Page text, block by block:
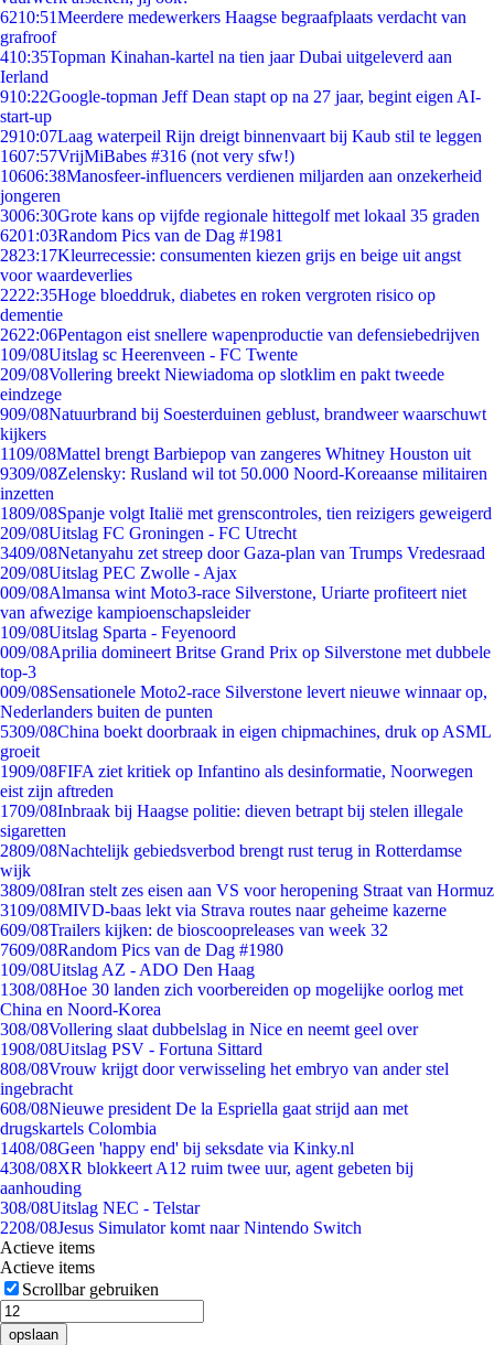
6210:51Meerdere medewerkers Haagse begraafplaats verdacht van
grafroof
410:35Topman Kinahan-kartel na tien jaar Dubai uitgeleverd aan
Ierland
910:22Google-topman Jeff Dean stapt op na 27 jaar, begint eigen AI-
start-up
2910:07Laag waterpeil Rijn dreigt binnenvaart bij Kaub stil te leggen
1607:57VrijMiBabes #316 (not very sfw!)
10606:38Manosfeer-influencers verdienen miljarden aan onzekerheid
jongeren
3006:30Grote kans op vijfde regionale hittegolf met lokaal 35 graden
6201:03Random Pics van de Dag #1981
2823:17Kleurrecessie: consumenten kiezen grijs en beige uit angst
voor waardeverlies
2222:35Hoge bloeddruk, diabetes en roken vergroten risico op
dementie
2622:06Pentagon eist snellere wapenproductie van defensiebedrijven
109/08Uitslag sc Heerenveen - FC Twente
209/08Vollering breekt Niewiadoma op slotklim en pakt tweede
eindzege
909/08Natuurbrand bij Soesterduinen geblust, brandweer waarschuwt
kijkers
1109/08Mattel brengt Barbiepop van zangeres Whitney Houston uit
9309/08Zelensky: Rusland wil tot 50.000 Noord-Koreaanse militairen
inzetten
1809/08Spanje volgt Italië met grenscontroles, tien reizigers geweigerd
209/08Uitslag FC Groningen - FC Utrecht
3409/08Netanyahu zet streep door Gaza-plan van Trumps Vredesraad
209/08Uitslag PEC Zwolle - Ajax
009/08Almansa wint Moto3-race Silverstone, Uriarte profiteert niet
van afwezige kampioenschapsleider
109/08Uitslag Sparta - Feyenoord
009/08Aprilia domineert Britse Grand Prix op Silverstone met dubbele
top-3
009/08Sensationele Moto2-race Silverstone levert nieuwe winnaar op,
Nederlanders buiten de punten
5309/08China boekt doorbraak in eigen chipmachines, druk op ASML
groeit
1909/08FIFA ziet kritiek op Infantino als desinformatie, Noorwegen
eist zijn aftreden
1709/08Inbraak bij Haagse politie: dieven betrapt bij stelen illegale
sigaretten
2809/08Nachtelijk gebiedsverbod brengt rust terug in Rotterdamse
wijk
3809/08Iran stelt zes eisen aan VS voor heropening Straat van Hormuz
3109/08MIVD-baas lekt via Strava routes naar geheime kazerne
609/08Trailers kijken: de bioscoopreleases van week 32
7609/08Random Pics van de Dag #1980
109/08Uitslag AZ - ADO Den Haag
1308/08Hoe 30 landen zich voorbereiden op mogelijke oorlog met
China en Noord-Korea
308/08Vollering slaat dubbelslag in Nice en neemt geel over
1908/08Uitslag PSV - Fortuna Sittard
808/08Vrouw krijgt door verwisseling het embryo van ander stel
ingebracht
608/08Nieuwe president De la Espriella gaat strijd aan met
drugskartels Colombia
1408/08Geen 'happy end' bij seksdate via Kinky.nl
4308/08XR blokkeert A12 ruim twee uur, agent gebeten bij
aanhouding
308/08Uitslag NEC - Telstar
2208/08Jesus Simulator komt naar Nintendo Switch
Actieve items
Actieve items
Scrollbar gebruiken
opslaan